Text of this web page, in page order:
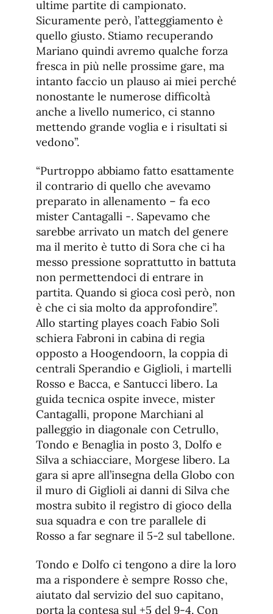
ultime partite di campionato.
Sicuramente però, l’atteggiamento è
quello giusto. Stiamo recuperando
Mariano quindi avremo qualche forza
fresca in più nelle prossime gare, ma
intanto faccio un plauso ai miei perché
nonostante le numerose difficoltà
anche a livello numerico, ci stanno
mettendo grande voglia e i risultati si
vedono”.
“Purtroppo abbiamo fatto esattamente
il contrario di quello che avevamo
preparato in allenamento – fa eco
mister Cantagalli -. Sapevamo che
sarebbe arrivato un match del genere
ma il merito è tutto di Sora che ci ha
messo pressione soprattutto in battuta
non permettendoci di entrare in
partita. Quando si gioca così però, non
è che ci sia molto da approfondire”.
Allo starting playes coach Fabio Soli
schiera Fabroni in cabina di regia
opposto a Hoogendoorn, la coppia di
centrali Sperandio e Giglioli, i martelli
Rosso e Bacca, e Santucci libero. La
guida tecnica ospite invece, mister
Cantagalli, propone Marchiani al
palleggio in diagonale con Cetrullo,
Tondo e Benaglia in posto 3, Dolfo e
Silva a schiacciare, Morgese libero. La
gara si apre all’insegna della Globo con
il muro di Giglioli ai danni di Silva che
mostra subito il registro di gioco della
sua squadra e con tre parallele di
Rosso a far segnare il 5-2 sul tabellone.
Tondo e Dolfo ci tengono a dire la loro
ma a rispondere è sempre Rosso che,
aiutato dal servizio del suo capitano,
porta la contesa sul +5 del 9-4. Con